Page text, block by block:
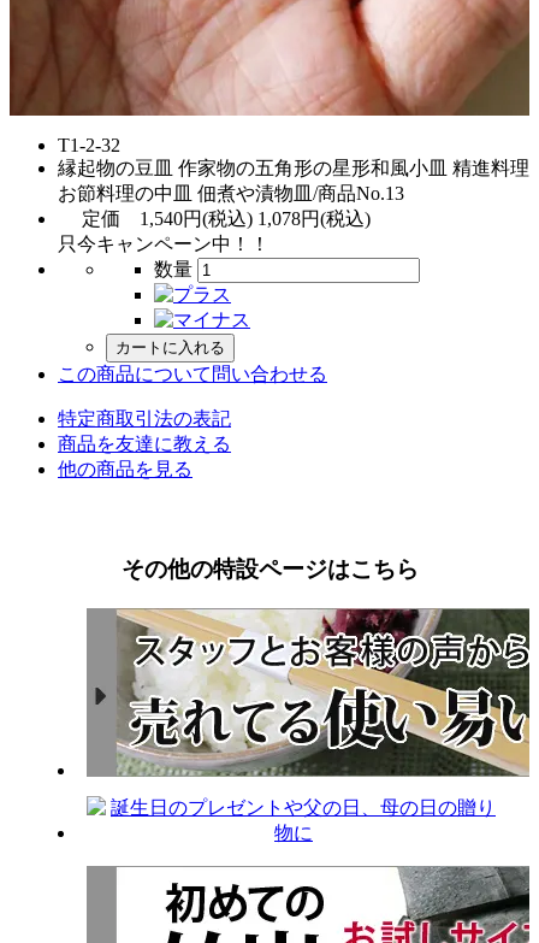
T1-2-32
縁起物の豆皿 作家物の五角形の星形和風小皿 精進料理
お節料理の中皿 佃煮や漬物皿/商品No.13
定価 1,540円(税込) 1,078円(税込)
只今キャンペーン中！！
数量
この商品について問い合わせる
特定商取引法の表記
商品を友達に教える
他の商品を見る
その他の特設ページはこちら